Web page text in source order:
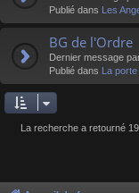
Publié dans Les
BG de l'Ordre
Dernier message
Publié dans La
La recherche a retourné